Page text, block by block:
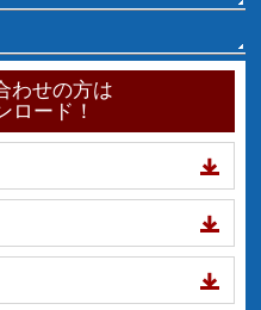
わせの方は
ロード！